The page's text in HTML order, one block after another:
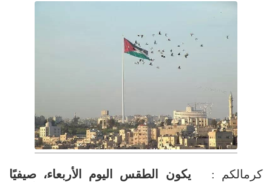
كرمالكم :
يكون الطقس اليوم الأربعاء، صيفيًا